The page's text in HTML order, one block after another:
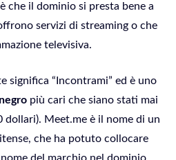
che il dominio si presta bene a
servizi di streaming o che
televisiva.
significa “Incontrami” ed è uno
più cari che siano stati mai
dollari). Meet.me è il nome di un
che ha potuto collocare